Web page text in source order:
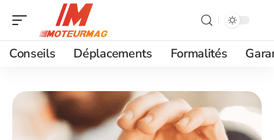
Conseils Déplacements Formalités